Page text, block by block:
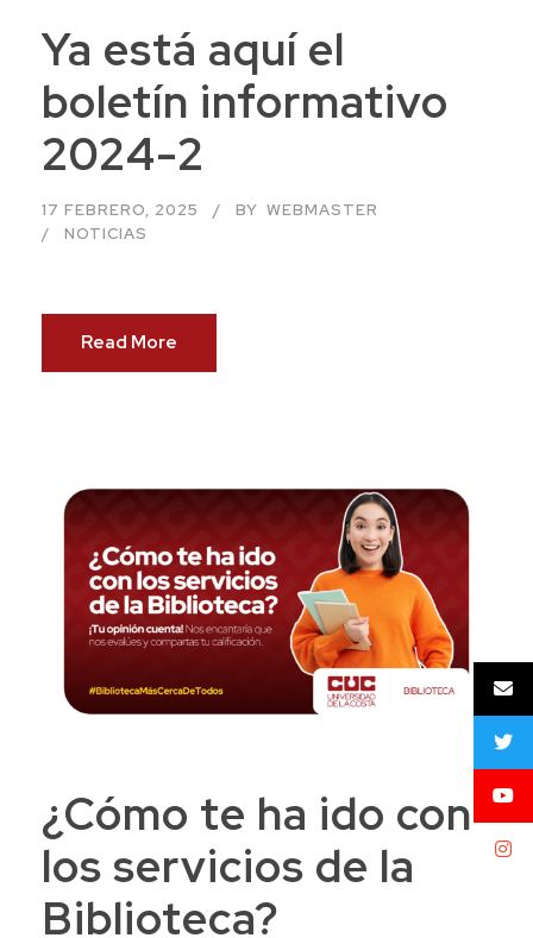
Ya está aquí el
boletín informativo
2024-2
17 FEBRERO, 2025 BY WEBMASTER
NOTICIAS
Read More
¿Cómo te ha ido con
los servicios de la
Biblioteca?